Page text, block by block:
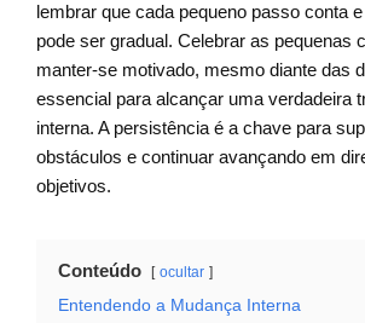
lembrar que cada pequeno passo conta
pode ser gradual. Celebrar as pequenas
manter-se motivado, mesmo diante das
essencial para alcançar uma verdadeira
interna. A persistência é a chave para
obstáculos e continuar avançando em
objetivos.
Conteúdo ocultar
Entendendo a Mudança Interna